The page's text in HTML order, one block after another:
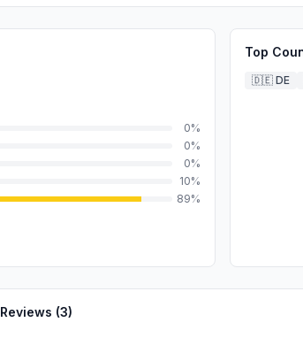
0%
0%
0%
10%
89%
Top
🇩🇪 DE
Reviews (3)